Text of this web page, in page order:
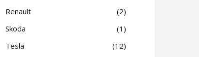
Renault
2
Skoda
1
Tesla
12